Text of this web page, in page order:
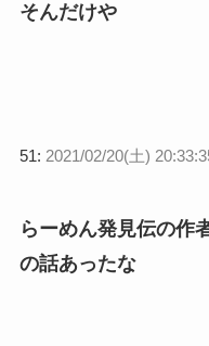
そんだけや
51: 2021/02/20(土)
らーめん発見伝の作
の話あったな